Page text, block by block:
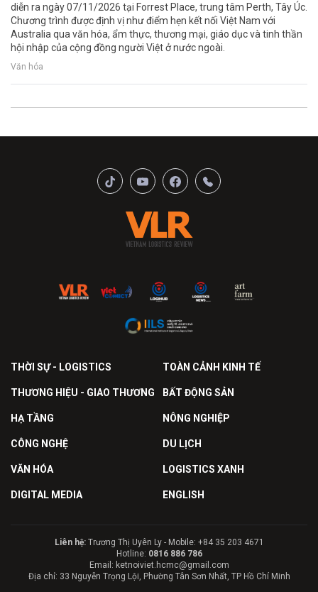
diễn ra ngày 07/11/2026 tại Forrest Place, trung tâm Perth, Tây Úc.
Chương trình được định vị như điểm hẹn kết nối Việt Nam với
Australia qua văn hóa, ẩm thực, thương mại, giáo dục và tinh thần
hội nhập của cộng đồng người Việt ở nước ngoài.
Văn hóa
THỜI SỰ - LOGISTICS TOÀN CẢNH KINH TẾ
THƯƠNG HIỆU - GIAO THƯƠNG BẤT ĐỘNG SẢN
HẠ TẦNG NÔNG NGHIỆP
CÔNG NGHỆ DU LỊCH
VĂN HÓA LOGISTICS XANH
DIGITAL MEDIA ENGLISH
Liên hệ:Trương Thị Uyên Ly - Mobile: +84 35 203 4671
Hotline: 0816 886 786
Email: ketnoiviet.hcmc@gmail.com
Địa chỉ: 33 Nguyễn Trọng Lội, Phường Tân Sơn Nhất, TP Hồ Chí Minh